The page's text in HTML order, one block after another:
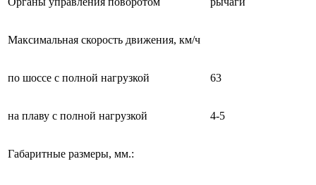
Максимальная скорость движения, км/ч
по шоссе с полной нагрузкой 63
на плаву с полной нагрузкой 4-5
Габаритные размеры, мм.: